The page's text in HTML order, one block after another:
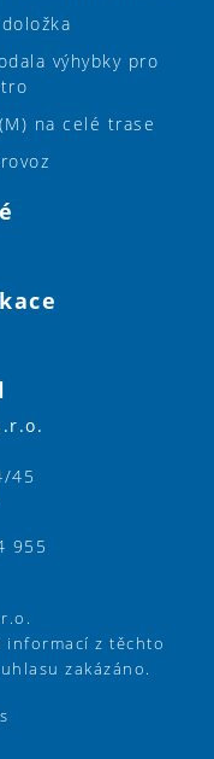
výhybky pro
na celé trase
45
955
informací z těchto
zakázáno.